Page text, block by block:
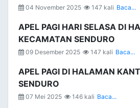
04 November 2025 147 kali Baca...
APEL PAGI HARI SELASA DI
KECAMATAN SENDURO
09 Desember 2025 147 kali Baca...
APEL PAGI DI HALAMAN
SENDURO
07 Mei 2025 146 kali Baca...